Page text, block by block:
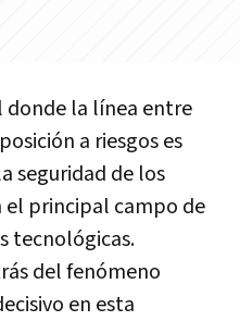
donde la línea entre
a riesgos es
seguridad de los
el principal campo de
tecnológicas.
del fenómeno
en esta